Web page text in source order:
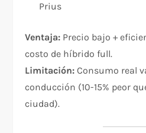
Prius
Ventaja: Precio bajo +
costo de híbrido full.
Limitación: Consumo real
conducción (10-15% peor
ciudad).